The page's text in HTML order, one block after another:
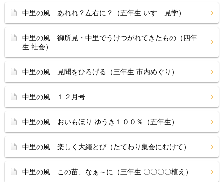
中里の風 あれれ？左右に？（五年生 いすゞ見学）
中里の風 御所見・中里でうけつがれてきたもの（四年
生 社会）
中里の風 見聞をひろげる（三年生 市内めぐり）
中里の風 １２月号
中里の風 おいもほり ゆうき１００％（五年生）
中里の風 楽しく大繩とび（たてわり集会にむけて）
中里の風 この苗、なぁ～に（三年生 〇〇〇〇植え）